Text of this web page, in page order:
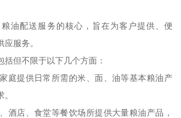
油配送服务的核心，旨在为客户提供、便
服务。
但不限于以下几个方面：
庭提供日常所需的米、面、油等基本粮油产
酒店、食堂等餐饮场所提供大量粮油产品，